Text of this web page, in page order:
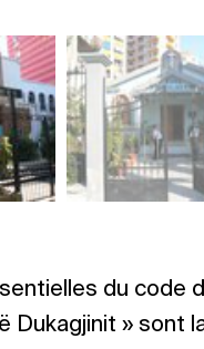
du code
Dukagjinit » sont